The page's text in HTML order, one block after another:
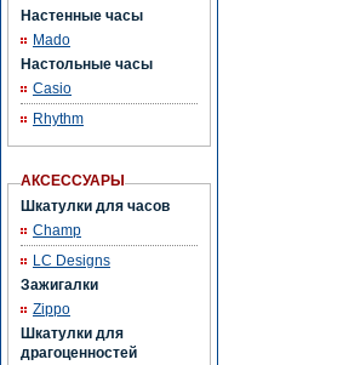
Настенные часы
Mado
Настольные часы
Casio
Rhythm
АКСЕССУАРЫ
Шкатулки для часов
Champ
LC Designs
Зажигалки
Zippo
Шкатулки для
драгоценностей